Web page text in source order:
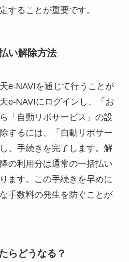
することが重要です。
い解除方法
e-NAVIを通じて行うことが
e-NAVIにログインし、「お
「自動リボサービス」の設
するには、「自動リボサー
、手続きを完了します。解
の利用分は通常の一括払い
ます。この手続きを早めに
手数料の発生を防ぐことが
らどうなる？